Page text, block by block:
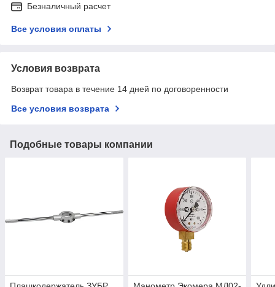
Безналичный расчет
Все условия оплаты
Условия возврата
Возврат товара в течение 14 дней по договоренности
Все условия возврата
Подобные товары компании